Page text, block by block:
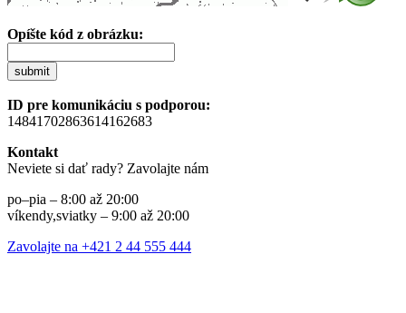
Opíšte kód z obrázku:
submit
ID pre komunikáciu s podporou:
14841702863614162683
Kontakt
Neviete si dať rady? Zavolajte nám
po–pia – 8:00 až 20:00
víkendy,sviatky – 9:00 až 20:00
Zavolajte na +421 2 44 555 444